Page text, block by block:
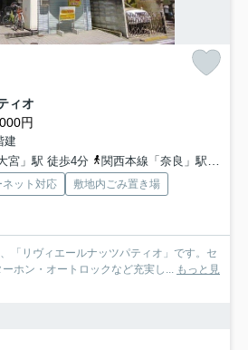
ィオ
円
建
宮」駅 徒歩4分
関西本線「奈良」駅 徒歩12分
ネット対応
敷地内ごみ置き場
「リヴィエールナッツパティオ」です。セ
ホン・オートロックなど充実し... もっと見